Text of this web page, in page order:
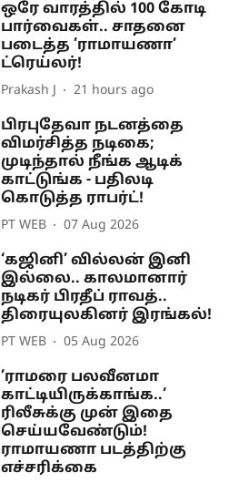
ஒரே வாரத்தில் 100 கோடி
பார்வைகள்.. சாதனை
படைத்த ’ராமாயணா’
ட்ரெய்லர்!
Prakash J 21 hours ago
பிரபுதேவா நடனத்தை
விமர்சித்த நடிகை;
முடிந்தால் நீங்க ஆடிக்
காட்டுங்க - பதிலடி
கொடுத்த ராபர்ட்!
PT WEB 07 Aug 2026
‘கஜினி’ வில்லன் இனி
இல்லை.. காலமானார்
நடிகர் பிரதீப் ராவத்..
திரையுலகினர் இரங்கல்!
PT WEB 05 Aug 2026
’ராமரை பலவீனமா
காட்டியிருக்காங்க..’
ரிலீசுக்கு முன் இதை
செய்யவேண்டும்!
ராமாயணா படத்திற்கு
எச்சரிக்கை